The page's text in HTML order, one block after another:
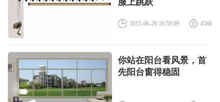
服上跳跃
2015-06-26 16:59:09 4586
你站在阳台看风景，首
先阳台窗得稳固